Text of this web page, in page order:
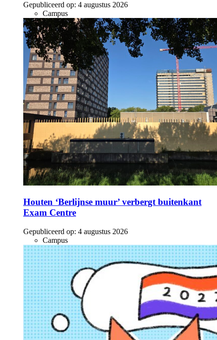
Gepubliceerd op: 4 augustus 2026
Campus
Houten ‘Berlijnse muur’ verbergt buitenkant
Exam Centre
Gepubliceerd op: 4 augustus 2026
Campus